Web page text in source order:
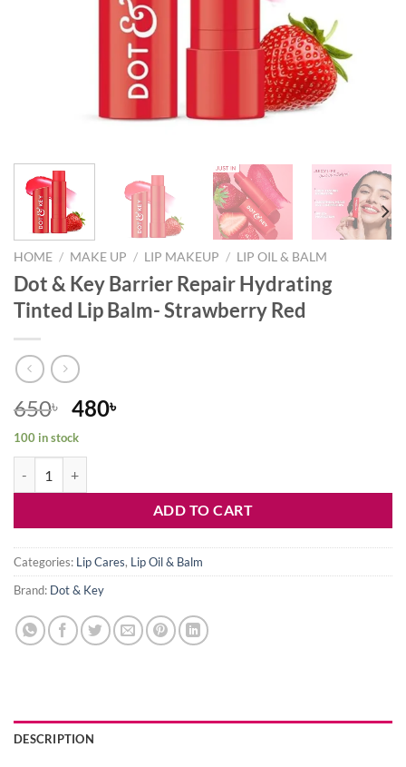
HOME / MAKE UP / LIP MAKEUP / LIP OIL & BALM
Dot & Key Barrier Repair Hydrating
Tinted Lip Balm- Strawberry Red
650৳
Original
price
was:
650৳ .
480৳
100 in stock
ADD TO CART
Categories: Lip Cares, Lip Oil & Balm
Brand: Dot & Key
DESCRIPTION